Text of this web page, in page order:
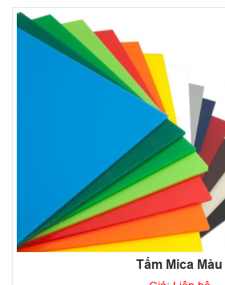
Tấm Mica Màu